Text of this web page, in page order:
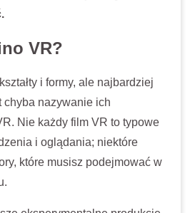
VR?
i formy, ale najbardziej
chyba nazywanie ich
Nie każdy film VR to typowe
i oglądania; niektóre
które musisz podejmować w